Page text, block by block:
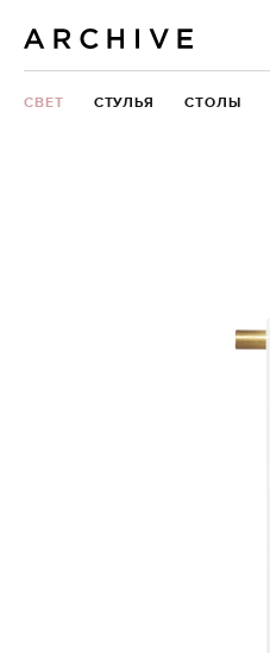
СВЕТ СТУЛЬЯ СТОЛЫ